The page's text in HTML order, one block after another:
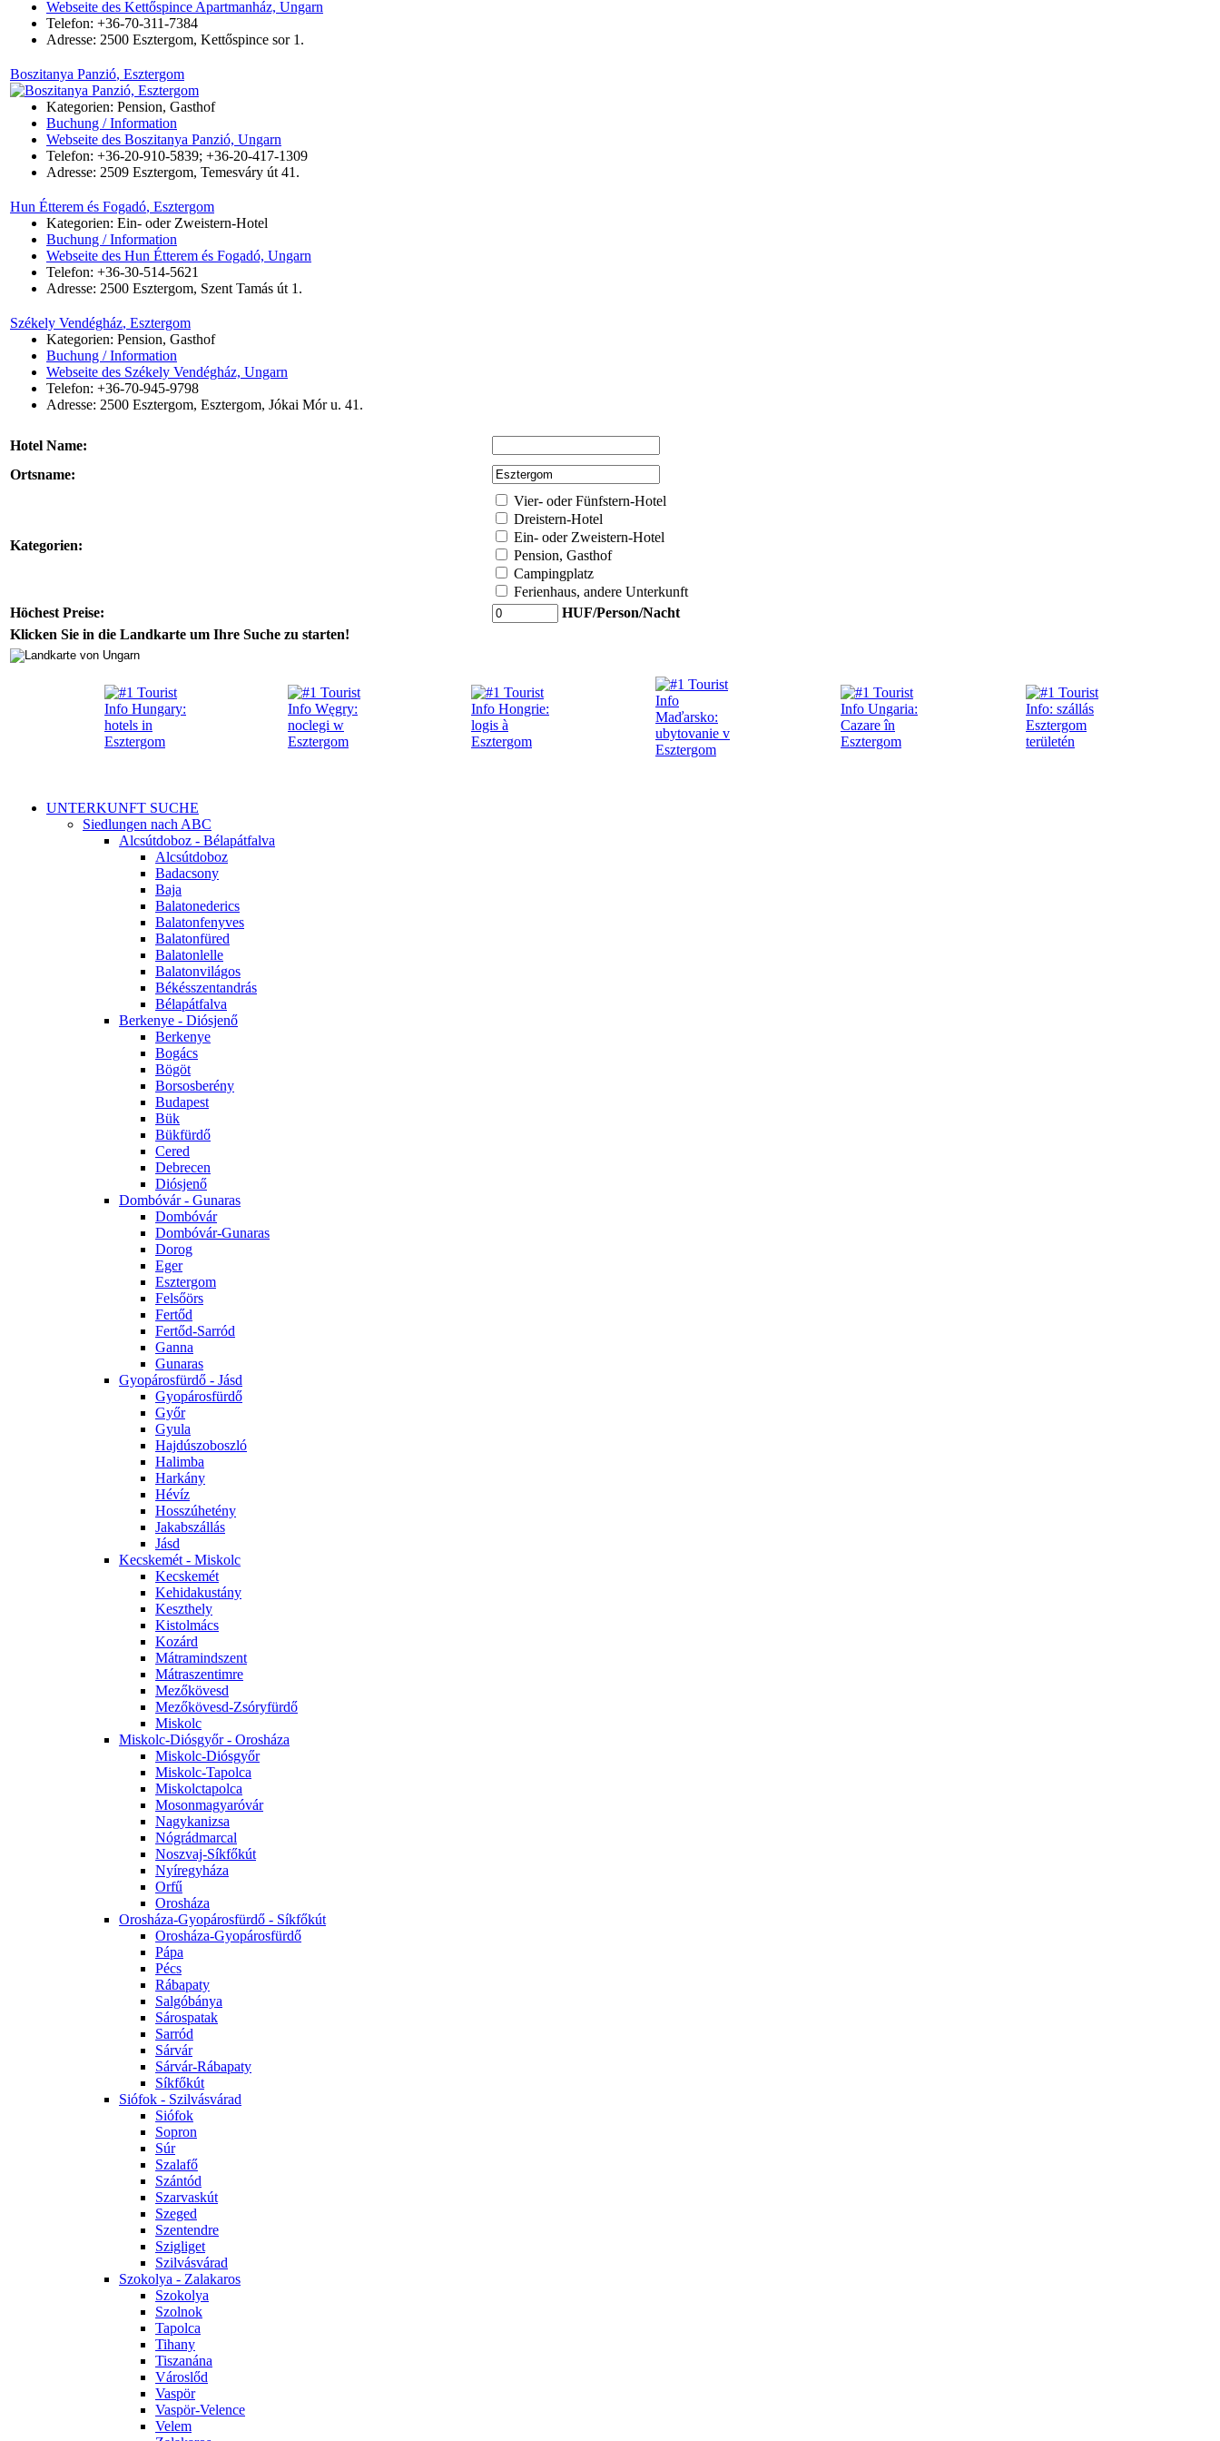
Webseite des Kettőspince Apartmanház, Ungarn
Telefon: +36-70-311-7384
Adresse: 2500 Esztergom, Kettőspince sor 1.
Boszitanya Panzió, Esztergom
Kategorien: Pension, Gasthof
Buchung / Information
Webseite des Boszitanya Panzió, Ungarn
Telefon: +36-20-910-5839; +36-20-417-1309
Adresse: 2509 Esztergom, Temesváry út 41.
Hun Étterem és Fogadó, Esztergom
Kategorien: Ein- oder Zweistern-Hotel
Buchung / Information
Webseite des Hun Étterem és Fogadó, Ungarn
Telefon: +36-30-514-5621
Adresse: 2500 Esztergom, Szent Tamás út 1.
Székely Vendégház, Esztergom
Kategorien: Pension, Gasthof
Buchung / Information
Webseite des Székely Vendégház, Ungarn
Telefon: +36-70-945-9798
Adresse: 2500 Esztergom, Esztergom, Jókai Mór u. 41.
Hotel Name:
Ortsname:
Kategorien:
Vier- oder Fünfstern-Hotel
Dreistern-Hotel
Ein- oder Zweistern-Hotel
Pension, Gasthof
Campingplatz
Ferienhaus, andere Unterkunft
Höchest Preise:
HUF/Person/Nacht
Klicken Sie in die Landkarte um Ihre Suche zu starten!
UNTERKUNFT SUCHE
Siedlungen nach ABC
Alcsútdoboz - Bélapátfalva
Alcsútdoboz
Badacsony
Baja
Balatonederics
Balatonfenyves
Balatonfüred
Balatonlelle
Balatonvilágos
Békésszentandrás
Bélapátfalva
Berkenye - Diósjenő
Berkenye
Bogács
Bögöt
Borsosberény
Budapest
Bük
Bükfürdő
Cered
Debrecen
Diósjenő
Dombóvár - Gunaras
Dombóvár
Dombóvár-Gunaras
Dorog
Eger
Esztergom
Felsőörs
Fertőd
Fertőd-Sarród
Ganna
Gunaras
Gyopárosfürdő - Jásd
Gyopárosfürdő
Győr
Gyula
Hajdúszoboszló
Halimba
Harkány
Hévíz
Hosszúhetény
Jakabszállás
Jásd
Kecskemét - Miskolc
Kecskemét
Kehidakustány
Keszthely
Kistolmács
Kozárd
Mátramindszent
Mátraszentimre
Mezőkövesd
Mezőkövesd-Zsóryfürdő
Miskolc
Miskolc-Diósgyőr - Orosháza
Miskolc-Diósgyőr
Miskolc-Tapolca
Miskolctapolca
Mosonmagyaróvár
Nagykanizsa
Nógrádmarcal
Noszvaj-Síkfőkút
Nyíregyháza
Orfű
Orosháza
Orosháza-Gyopárosfürdő - Síkfőkút
Orosháza-Gyopárosfürdő
Pápa
Pécs
Rábapaty
Salgóbánya
Sárospatak
Sarród
Sárvár
Sárvár-Rábapaty
Síkfőkút
Siófok - Szilvásvárad
Siófok
Sopron
Súr
Szalafő
Szántód
Szarvaskút
Szeged
Szentendre
Szigliget
Szilvásvárad
Szokolya - Zalakaros
Szokolya
Szolnok
Tapolca
Tihany
Tiszanána
Városlőd
Vaspör
Vaspör-Velence
Velem